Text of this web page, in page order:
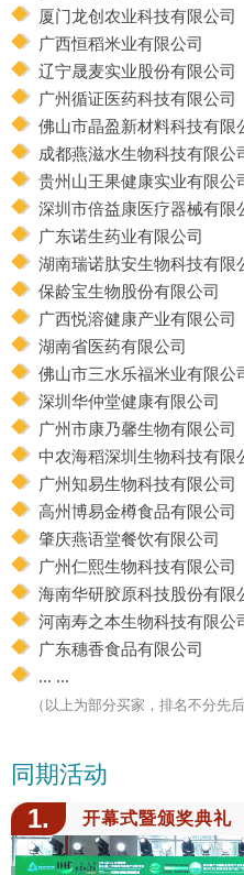
厦门龙创农业科技有限公司
广西恒稻米业有限公司
辽宁晟麦实业股份有限公司
广州循证医药科技有限公司
佛山市晶盈新材料科技有限
成都燕滋水生物科技有限公
贵州山王果健康实业有限公
深圳市倍益康医疗器械有限
广东诺生药业有限公司
湖南瑞诺肽安生物科技有限
保龄宝生物股份有限公司
广西悦溶健康产业有限公司
湖南省医药有限公司
佛山市三水乐福米业有限公
深圳华仲堂健康有限公司
广州市康乃馨生物有限公司
中农海稻深圳生物科技有限
广州知易生物科技有限公司
高州博易金樽食品有限公司
肇庆燕语堂餐饮有限公司
广州仁熙生物科技有限公司
海南华研胶原科技股份有限
河南寿之本生物科技有限公
广东穗香食品有限公司
... ...
（以上为部分买家，排名不分先后
同期活动
1. 开幕式暨颁奖典礼